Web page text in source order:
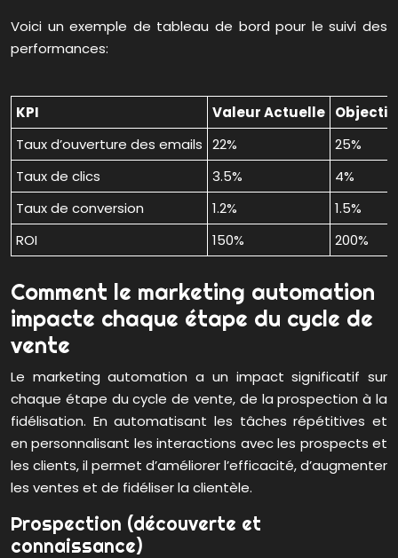
Voici un exemple de tableau de bord pour le suivi des
performances:
KPI Valeur Actuelle Objectif
Taux d’ouverture des emails 22%
25%
Taux de clics
3.5%
4%
Taux de conversion
1.2%
1.5%
ROI
150% 200%
Comment le marketing automation
impacte chaque étape du cycle de
vente
Le marketing automation a un impact significatif sur
chaque étape du cycle de vente, de la prospection à la
fidélisation. En automatisant les tâches répétitives et
en personnalisant les interactions avec les prospects et
les clients, il permet d’améliorer l’efficacité, d’augmenter
les ventes et de fidéliser la clientèle.
Prospection (découverte et
connaissance)